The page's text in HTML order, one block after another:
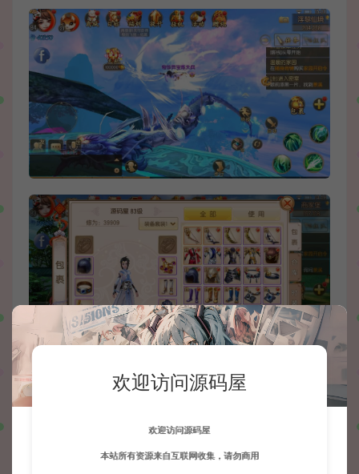
欢迎访问源码屋
欢迎访问源码屋
本站所有资源来自互联网收集，请勿商用